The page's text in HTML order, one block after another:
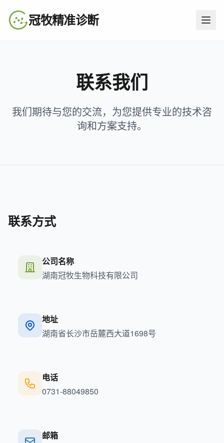
冠牧精准诊断
联系我们
我们期待与您的交流，为您提供专业的技术咨
询和方案支持。
联系方式
公司名称
湖南冠牧生物科技有限公司
地址
湖南省长沙市岳麓西大道1698号
电话
0731-88049850
邮箱